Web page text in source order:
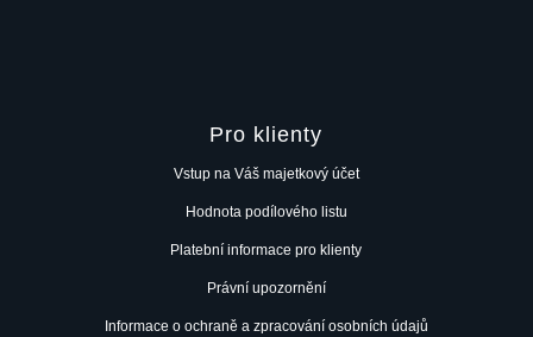
Pro klienty
Vstup na Váš majetkový účet
Hodnota podílového listu
Platební informace pro klienty
Právní upozornění
Informace o ochraně a zpracování osobních údajů